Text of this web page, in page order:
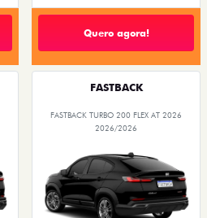
Quero agora!
FASTBACK
FASTBACK TURBO 200 FLEX AT 2026
2026/2026